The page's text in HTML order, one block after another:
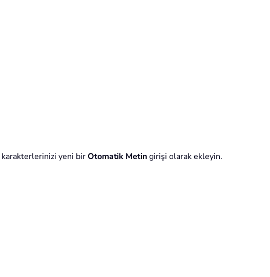
yeni birOtomatik Metingirişi olarak ekleyin.